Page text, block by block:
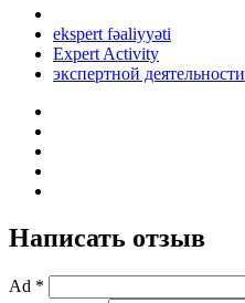
ekspert fəaliyyəti
Expert Activity
экспертной деятельности
Написать отзыв
Ad *